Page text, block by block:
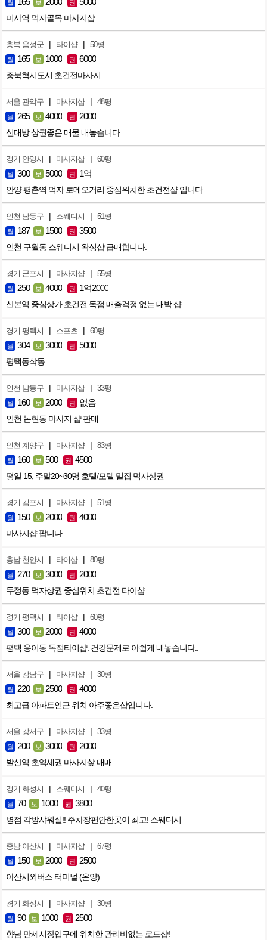
월 보 권
미사역 먹자골목 마사지샵
충북 음성군 | 타이샵 | 50평
월 165 보 1000 권 6000
충북혁시도시 초건전마사지
서울 관악구 | 마사지샵 | 48평
월 265 보 4000 권 2000
신대방 상권좋은 매물 내놓습니다
경기 안양시 | 마사지샵 | 60평
월 300 보 5000 권 1억
안양 평촌역 먹자 로데오거리 중심위치한 초건전샵 입니다
인천 남동구 | 스웨디시 | 51평
월 187 보 1500 권 3500
인천 구월동 스웨디시 왁싱샵 급매합니다.
경기 군포시 | 마사지샵 | 55평
월 250 보 4000 권 1억2000
산본역 중심상가 초건전 독점 매출걱정 없는 대박 샵
경기 평택시 | 스포츠 | 60평
월 304 보 3000 권 5000
평택동삭동
인천 남동구 | 마사지샵 | 33평
월 160 보 2000 권 없음
인천 논현동 마사지 샵 판매
인천 계양구 | 마사지샵 | 83평
월 160 보 500 권 4500
평일 15, 주말20~30명 호텔/모텔 밀집 먹자상권
경기 김포시 | 마사지샵 | 51평
월 150 보 2000 권 4000
마사지샵 팝니다
충남 천안시 | 타이샵 | 80평
월 270 보 3000 권 2000
두정동 먹자상권 중심위치 초건전 타이샵
경기 평택시 | 타이샵 | 60평
월 300 보 2000 권 4000
평택 용이동 독점타이샵. 건강문제로 아쉽게 내놓습니다..
서울 강남구 | 마사지샵 | 30평
월 220 보 2500 권 4000
최고급 아파트인근 위치 아주좋은샵입니다.
서울 강서구 | 마사지샵 | 33평
월 200 보 3000 권 2000
발산역 초역세권 마사지샆 매매
경기 화성시 | 스웨디시 | 40평
월 70 보 1000 권 3800
병점 각방샤워실!! 주차장편안한곳이 최고! 스웨디시
충남 아산시 | 마사지샵 | 67평
월 150 보 2000 권 2500
아산시외버스 터미널 (온양)
경기 화성시 | 마사지샵 | 30평
월 90 보 1000 권 2500
향남 만세시장입구에 위치한 관리비없는 로드샵!